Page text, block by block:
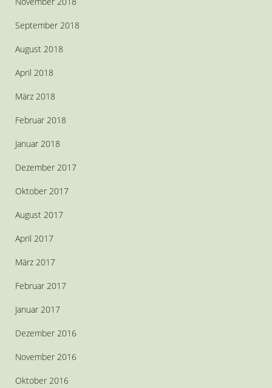
September 2018
August 2018
April 2018
März 2018
Februar 2018
Januar 2018
Dezember 2017
Oktober 2017
August 2017
April 2017
März 2017
Februar 2017
Januar 2017
Dezember 2016
November 2016
Oktober 2016